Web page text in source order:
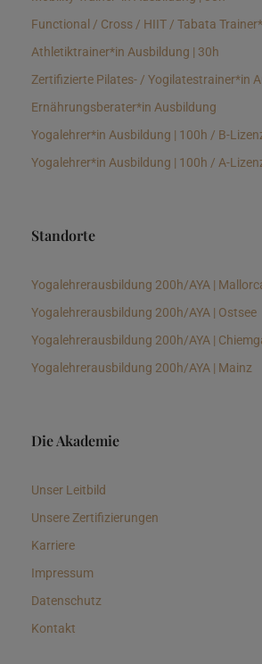
Functional / Cross / HIIT / Tabata
Athletiktrainer*in Ausbildung | 30h
Zertifizierte Pilates- / Yogilatestrainer*in
Ernährungsberater*in Ausbildung
Yogalehrer*in Ausbildung | 100h / B-
Yogalehrer*in Ausbildung | 100h / A-
Standorte
Yogalehrerausbildung 200h/AYA |
Yogalehrerausbildung 200h/AYA | Ostsee
Yogalehrerausbildung 200h/AYA |
Yogalehrerausbildung 200h/AYA | Mainz
Die Akademie
Unser Leitbild
Unsere Zertifizierungen
Karriere
Impressum
Datenschutz
Kontakt